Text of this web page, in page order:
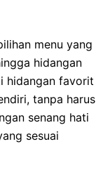
menu yang
hidangan
hidangan favorit
tanpa harus
senang hati
sesuai